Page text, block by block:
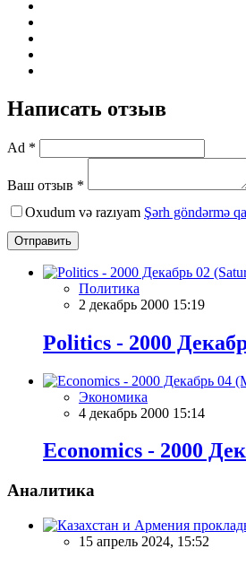
Написать отзыв
Ad *
Ваш отзыв *
Oxudum və razıyam Şərh göndərmə
Отправить
Политика
2 декабрь 2000 15:19
Politics - 2000
Экономика
4 декабрь 2000 15:14
Economics - 2000
Аналитика
15 апрель 2024, 15:52